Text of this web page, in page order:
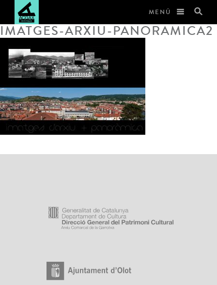
MENÚ
IMATGES-ARXIU-PANORAMICA2